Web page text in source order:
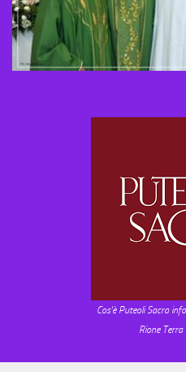
Cos'è Puteoli Sacra
Rione Terra